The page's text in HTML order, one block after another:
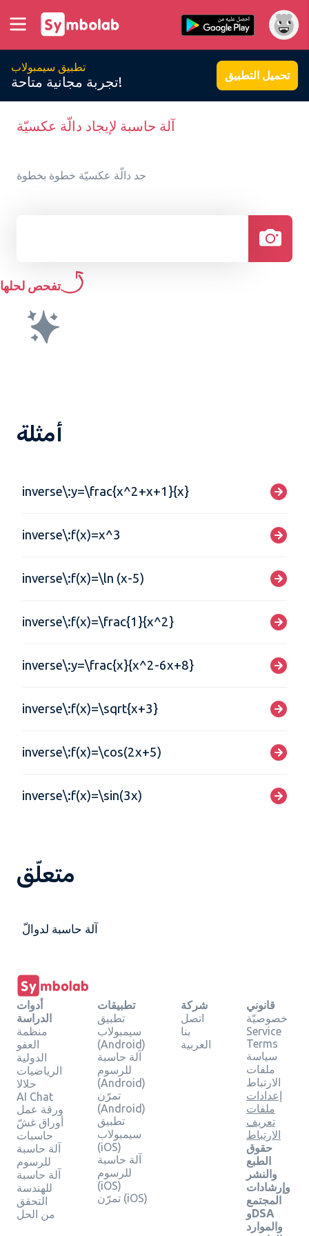
تطبيق سيمبولاب
تجربة مجانية متاحة! تحميل التطبيق
آلة حاسبة لإيجاد دالّة عكسيّة
جد دالّة عكسيّة خطوة بخطوة
تفحص لحلها
أمثلة
inverse\:y=\frac{x^2+x+1}{x}
inverse\:f(x)=x^3
inverse\:f(x)=\ln (x-5)
inverse\:f(x)=\frac{1}{x^2}
inverse\:y=\frac{x}{x^2-6x+8}
inverse\:f(x)=\sqrt{x+3}
inverse\:f(x)=\cos(2x+5)
inverse\:f(x)=\sin(3x)
متعلّق
آلة حاسبة لدوالّ
أدوات
الدراسة
منظمة
العفو
الدولية
الرياضيات
حلالا
AI Chat
ورقة عمل
أوراق غشّ
حاسبات
آلة حاسبة
للرسوم
آلة حاسبة
للهندسة
التحقق
من الحل
تطبيقات
تطبيق
سيمبولاب
(Android)
آلة حاسبة
للرسوم
(Android)
تمرّن
(Android)
تطبيق
سيمبولاب
(iOS)
آلة حاسبة
للرسوم
(iOS)
تمرّن (iOS)
شركة
اتصل
بنا
العربية
قانوني
خصوصيّة
Service
Terms
سياسة
ملفات
الارتباط
إعدادات
ملفات
تعريف
الارتباط
حقوق
الطبع
والنشر
وإرشادات
المجتمع
وDSA
والموارد